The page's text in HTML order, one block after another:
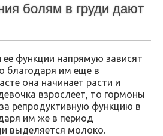
болям в груди дают
ее функции напрямую зависят
благодаря им еще в
она начинает расти и
взрослеет, то гормоны
репродуктивную функцию в
им же в период
выделяется молоко.